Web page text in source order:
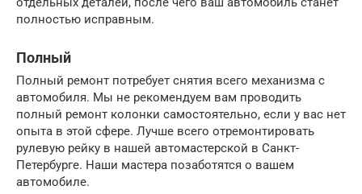
полностью исправным.
Полный
Полный ремонт потребует снятия всего механизма с
автомобиля. Мы не рекомендуем вам проводить
полный ремонт колонки самостоятельно, если у вас нет
опыта в этой сфере. Лучше всего отремонтировать
рулевую рейку в нашей автомастерской в Санкт-
Петербурге. Наши мастера позаботятся о вашем
автомобиле.